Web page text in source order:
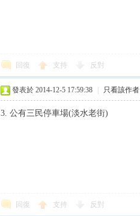
回復 支持 反對
發表於 2014-12-5 17:59:38 只看該作者
3. 公有三民停車場(淡水老街)
回復 支持 反對